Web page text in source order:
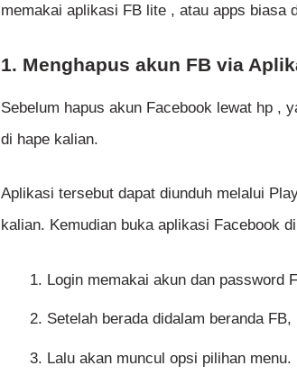
memakai aplikasi FB lite , atau apps biasa
1. Menghapus akun FB via
Sebelum hapus akun Facebook lewat hp ,
di hape kalian.
Aplikasi tersebut dapat diunduh melalui
kalian. Kemudian buka aplikasi Facebook
Login memakai akun dan password
Setelah berada didalam beranda
Lalu akan muncul opsi pilihan menu.